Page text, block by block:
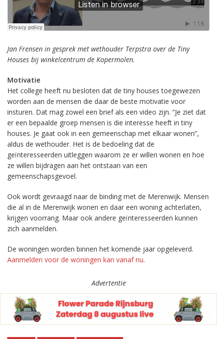
Jan Frensen in gesprek met wethouder Terpstra over de Tiny
Houses bij winkelcentrum de Kopermolen.
Motivatie
Het college heeft nu besloten dat de tiny houses toegewezen
worden aan de mensen die daar de beste motivatie voor
insturen. Dat mag zowel een brief als een video zijn. “Je ziet dat
er een bepaalde groep mensen is die interesse heeft in tiny
houses. Je gaat ook in een gemeenschap met elkaar wonen”,
aldus de wethouder. Het is de bedoeling dat de
geïnteresseerden uitleggen waarom ze er willen wonen en hoe
ze willen bijdragen aan het ontstaan van een
gemeenschapsgevoel.
Ook wordt gevraagd naar de binding met de Merenwijk. Mensen
die al in de Merenwijk wonen en daar een woning achterlaten,
krijgen voorrang. Maar ook andere geïnteresseerden kunnen
zich aanmelden.
De woningen worden binnen het komende jaar opgeleverd.
Aanmelden voor de woningen kan vanaf nu.
Advertentie